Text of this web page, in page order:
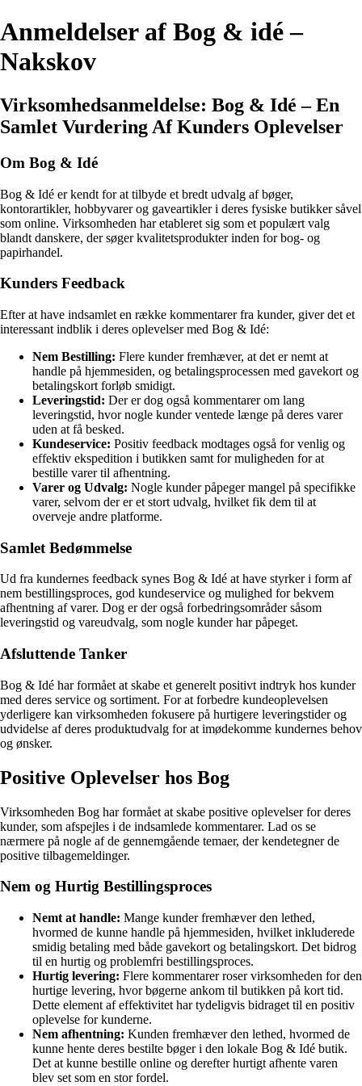
Anmeldelser af Bog & idé –
Nakskov
Virksomhedsanmeldelse: Bog & Idé – En
Samlet Vurdering Af Kunders Oplevelser
Om Bog & Idé
Bog & Idé er kendt for at tilbyde et bredt udvalg af bøger,
kontorartikler, hobbyvarer og gaveartikler i deres fysiske butikker såvel
som online. Virksomheden har etableret sig som et populært valg
blandt danskere, der søger kvalitetsprodukter inden for bog- og
papirhandel.
Kunders Feedback
Efter at have indsamlet en række kommentarer fra kunder, giver det et
interessant indblik i deres oplevelser med Bog & Idé:
Nem Bestilling: Flere kunder fremhæver, at det er nemt at
handle på hjemmesiden, og betalingsprocessen med gavekort og
betalingskort forløb smidigt.
Leveringstid: Der er dog også kommentarer om lang
leveringstid, hvor nogle kunder ventede længe på deres varer
uden at få besked.
Kundeservice: Positiv feedback modtages også for venlig og
effektiv ekspedition i butikken samt for muligheden for at
bestille varer til afhentning.
Varer og Udvalg: Nogle kunder påpeger mangel på specifikke
varer, selvom der er et stort udvalg, hvilket fik dem til at
overveje andre platforme.
Samlet Bedømmelse
Ud fra kundernes feedback synes Bog & Idé at have styrker i form af
nem bestillingsproces, god kundeservice og mulighed for bekvem
afhentning af varer. Dog er der også forbedringsområder såsom
leveringstid og vareudvalg, som nogle kunder har påpeget.
Afsluttende Tanker
Bog & Idé har formået at skabe et generelt positivt indtryk hos kunder
med deres service og sortiment. For at forbedre kundeoplevelsen
yderligere kan virksomheden fokusere på hurtigere leveringstider og
udvidelse af deres produktudvalg for at imødekomme kundernes behov
og ønsker.
Positive Oplevelser hos Bog
Virksomheden Bog har formået at skabe positive oplevelser for deres
kunder, som afspejles i de indsamlede kommentarer. Lad os se
nærmere på nogle af de gennemgående temaer, der kendetegner de
positive tilbagemeldinger.
Nem og Hurtig Bestillingsproces
Nemt at handle: Mange kunder fremhæver den lethed,
hvormed de kunne handle på hjemmesiden, hvilket inkluderede
smidig betaling med både gavekort og betalingskort. Det bidrog
til en hurtig og problemfri bestillingsproces.
Hurtig levering: Flere kommentarer roser virksomheden for den
hurtige levering, hvor bøgerne ankom til butikken på kort tid.
Dette element af effektivitet har tydeligvis bidraget til en positiv
oplevelse for kunderne.
Nem afhentning: Kunden fremhæver den lethed, hvormed de
kunne hente deres bestilte bøger i den lokale Bog & Idé butik.
Det at kunne bestille online og derefter hurtigt afhente varen
blev set som en stor fordel.